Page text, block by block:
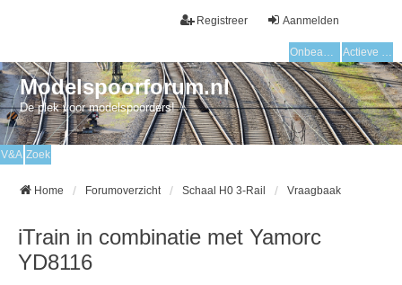
Aanmelden
Registreer
Onbeantwoorde onderwerpen Actieve onderwerpen
Modelspoorforum.nl
De plek voor modelspoorders!
V&A Zoek
Home Forumoverzicht Schaal H0 3-Rail Vraagbaak
iTrain in combinatie met Yamorc
YD8116